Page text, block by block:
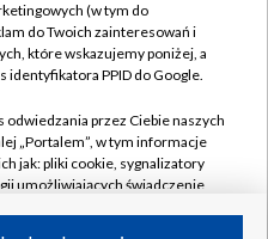
w TVP
przetargowe
zgody
Akcyjna w likwidacji
(w tym do
do Twoich zainteresowań i
które wskazujemy poniżej, a
identyfikatora PPID do Google.
odwiedzania przez Ciebie naszych
„Portalem”, w tym informacje
jak: pliki cookie, sygnalizatory
umożliwiających świadczenie